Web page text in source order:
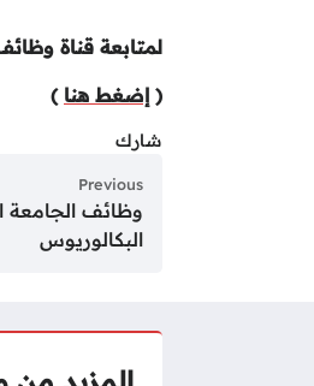
لمتابعة قناة
( إضغط هنا )
شارك
Previous
وظائف الجامعة
البكالوريوس